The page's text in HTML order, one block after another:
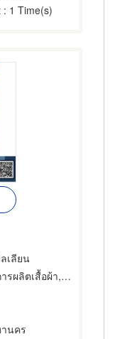
: 1 Time(s)
เลียน
ตด้าย ไหม ไหมพรม,ด้าย,ขายส่งและผู้ผลิตอุปกรณ์และอะไหล่จักรเย็บผ้า,ขายปลีกผ้า
นคร